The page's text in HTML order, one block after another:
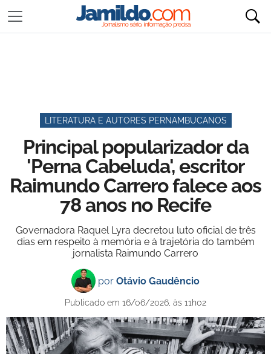
LITERATURA E AUTORES PERNAMBUCANOS
Principal popularizador da
'Perna Cabeluda', escritor
Raimundo Carrero falece aos
78 anos no Recife
Governadora Raquel Lyra decretou luto oficial de três
dias em respeito à memória e à trajetória do também
jornalista Raimundo Carrero
por Otávio Gaudêncio
Publicado em 16/06/2026, às 11h02